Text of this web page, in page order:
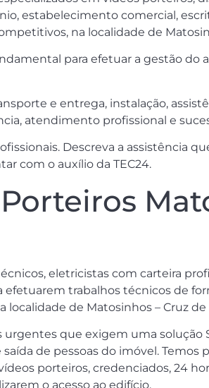
estabelecimento comercial,
na localidade de
para efetuar a gestão do
e entrega, instalação,
atendimento profissional e
Descreva a assistência
com o auxílio da TEC24.
eletricistas com carteira
efetuarem trabalhos técnicos de
de Matosinhos – Cruz de
que exigem uma
de pessoas do imóvel.
porteiros, credenciados, 24
o acesso ao edifício.